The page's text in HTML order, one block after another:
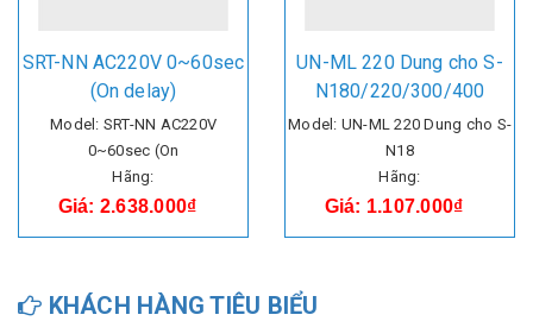
SRT-NN AC220V 0~60sec
(On delay)
Model: SRT-NN AC220V
0~60sec (On
Hãng:
Giá: 2.638.000₫
UN-ML 220 Dung cho S-
N180/220/300/400
Model: UN-ML 220 Dung cho S-
N18
Hãng:
Giá: 1.107.000₫
KHÁCH HÀNG TIÊU BIỂU